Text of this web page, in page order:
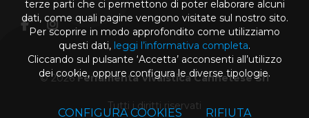
© 2026Ferramenta Vivaistica Cannetese Srl
Tutti i diritti riservati
terze parti che ci permettono di poter elaborare alcuni
dati, come quali pagine vengono visitate sul nostro sito.
Per scoprire in modo approfondito come utilizziamo
questi dati, leggi l’informativa completa.
Cliccando sul pulsante ‘Accetta’ acconsenti all’utilizzo
dei cookie, oppure configura le diverse tipologie.
CONFIGURA COOKIES RIFIUTA